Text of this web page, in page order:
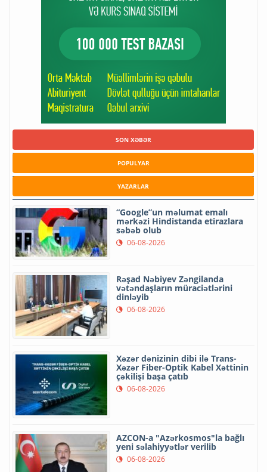
SON XƏBƏR
POPULYAR
YAZARLAR
“Google”un məlumat emalı
mərkəzi Hindistanda etirazlara
səbəb olub
06-08-2026
Rəşad Nəbiyev Zəngilanda
vətəndaşların müraciətlərini
dinləyib
06-08-2026
Xəzər dənizinin dibi ilə Trans-
Xəzər Fiber-Optik Kabel Xəttinin
çəkilişi başa çatıb
06-08-2026
AZCON-a "Azərkosmos"la bağlı
yeni səlahiyyətlər verilib
06-08-2026